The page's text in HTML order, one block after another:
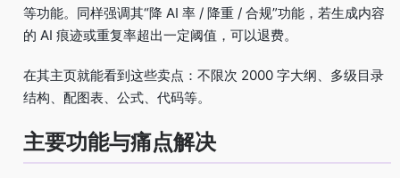
等功能。同样强调其“降 AI 率 / 降重 / 合规”功能，若生成内容
的 AI 痕迹或重复率超出一定阈值，可以退费。
在其主页就能看到这些卖点：不限次 2000 字大纲、多级目录
结构、配图表、公式、代码等。
主要功能与痛点解决